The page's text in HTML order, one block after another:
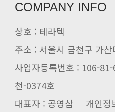
COMPANY INFO
상호 : 테라텍
주소 : 서울시 금천구 가
사업자등록번호 : 106-
천-0374호
대표자 : 공영삼 개인정